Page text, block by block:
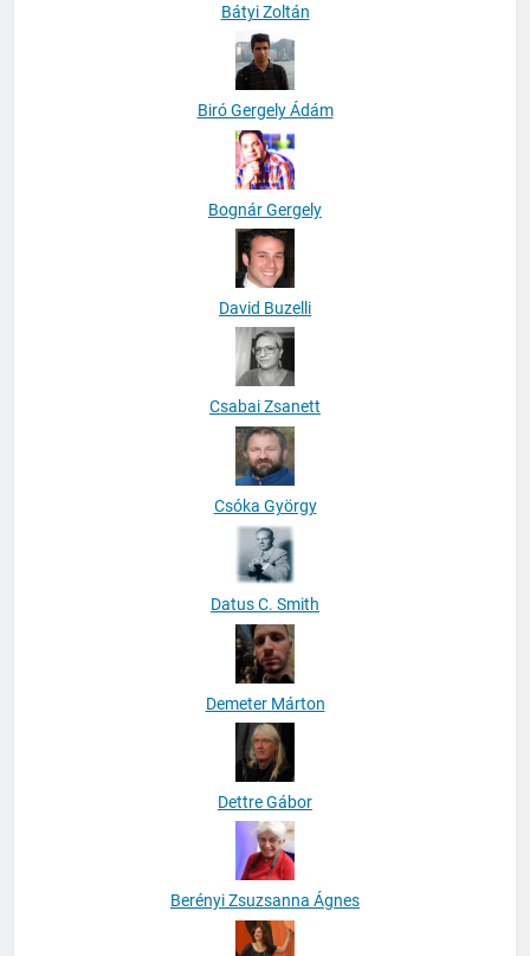
Bátyi Zoltán
Biró Gergely Ádám
Bognár Gergely
David Buzelli
Csabai Zsanett
Csóka György
Datus C. Smith
Demeter Márton
Dettre Gábor
Berényi Zsuzsanna Ágnes